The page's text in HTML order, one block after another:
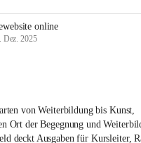
online
Dez. 2025
von Weiterbildung bis Kunst,
Ort der Begegnung und
deckt Ausgaben für Kursleiter,